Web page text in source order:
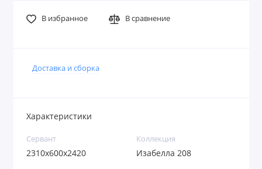
В избранное В сравнение
Доставка и сборка
Характеристики
Сервант
2310x600x2420
Коллекция
Изабелла 208